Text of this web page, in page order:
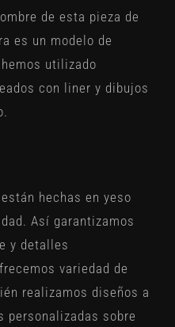
de esta pieza de
es un modelo de
utilizado
con liner y dibujos
hechas en yeso
Así garantizamos
y detalles
variedad de
realizamos diseños a
personalizadas sobre